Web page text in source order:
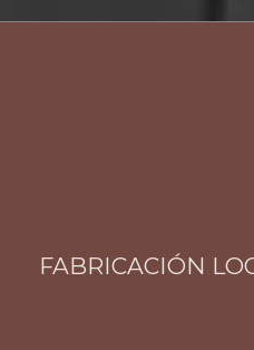
FABRICACIÓN LOCAL